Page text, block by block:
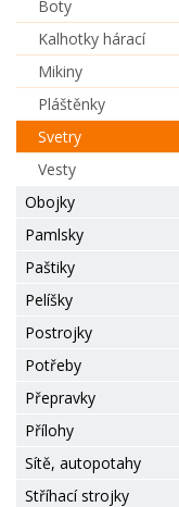
Boty
Kalhotky hárací
Mikiny
Pláštěnky
Svetry
Vesty
Obojky
Pamlsky
Paštiky
Pelíšky
Postrojky
Potřeby
Přepravky
Přílohy
Sítě, autopotahy
Stříhací strojky